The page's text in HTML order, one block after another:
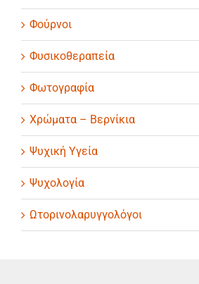
Φούρνοι
Φυσικοθεραπεία
Φωτογραφία
Χρώματα – Βερνίκια
Ψυχική Υγεία
Ψυχολογία
Ωτορινολαρυγγολόγοι